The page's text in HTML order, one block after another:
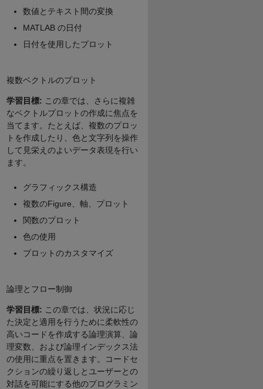
数値とテキスト間の変換
MATLAB の日付
日付を使用したプロット
複数ベクトルのプロット
学習目標: この章では、さらに複雑
なベクトルプロットの作成に焦点を
当てます。たとえば、複数のプロッ
トを作成したり、色と文字列を操作
して見栄えのよいデータ表現を行い
ます。
グラフィックス構造
複数のFigure、軸、プロット
関数のプロット
色の使用
プロットのカスタマイズ
論理とフロー制御
学習目標: この章では、状況に応じ
た決定と適用を行うために柔軟性の
高いコードを作成する論理演算、論
理変数、および論理インデックス法
の使用に重点を置きます。コードセ
クションの繰り返しとユーザーとの
対話を可能にする他のプログラミン